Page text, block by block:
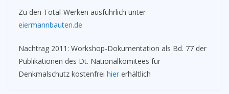
Zu den Total-Werken ausführlich unter
eiermannbauten.de
Nachtrag 2011: Workshop-Dokumentation als Bd. 77 der
Publikationen des Dt. Nationalkomitees für
Denkmalschutz kostenfrei hier erhältlich